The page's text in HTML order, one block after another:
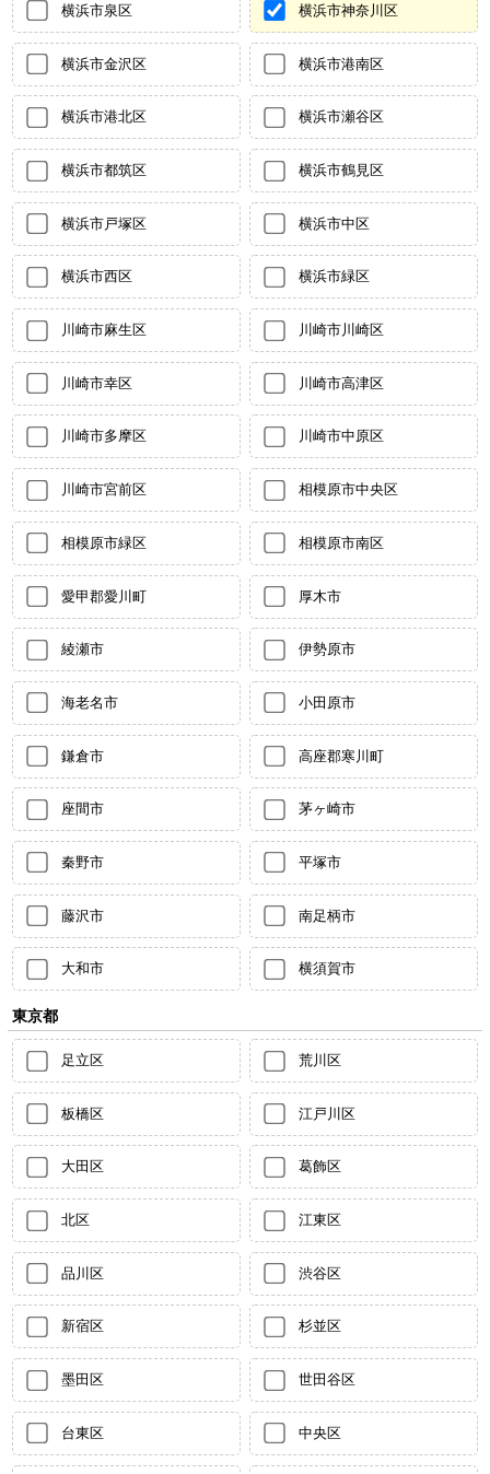
横浜市泉区 横浜市神奈川区
横浜市金沢区 横浜市港南区
横浜市港北区 横浜市瀬谷区
横浜市都筑区 横浜市鶴見区
横浜市戸塚区 横浜市中区
横浜市西区 横浜市緑区
川崎市麻生区 川崎市川崎区
川崎市幸区 川崎市高津区
川崎市多摩区 川崎市中原区
川崎市宮前区 相模原市中央区
相模原市緑区 相模原市南区
愛甲郡愛川町 厚木市
綾瀬市 伊勢原市
海老名市 小田原市
鎌倉市 高座郡寒川町
座間市 茅ヶ崎市
秦野市 平塚市
藤沢市 南足柄市
大和市 横須賀市
東京都
足立区 荒川区
板橋区 江戸川区
大田区 葛飾区
北区 江東区
品川区 渋谷区
新宿区 杉並区
墨田区 世田谷区
台東区 中央区